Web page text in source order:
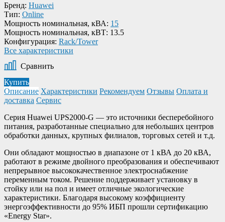
Бренд: Huawei
Тип: Online
Мощность номинальная, кВА: 15
Мощность номинальная, кВТ: 13.5
Конфигурация: Rack/Tower
Все характеристики
Сравнить
Купить
Описание Характеристики Рекомендуем Отзывы Оплата и
доставка Сервис
Серия Huawei UPS2000-G — это источники бесперебойного
питания, разработанные специально для небольших центров
обработки данных, крупных филиалов, торговых сетей и т.д.
Они обладают мощностью в диапазоне от 1 кВА до 20 кВА,
работают в режиме двойного преобразования и обеспечивают
непрерывное высококачественное электроснабжение
переменным током. Решение поддерживает установку в
стойку или на пол и имеет отличные экологические
характеристики. Благодаря высокому коэффициенту
энергоэффективности до 95% ИБП прошли сертификацию
«Energy Star».